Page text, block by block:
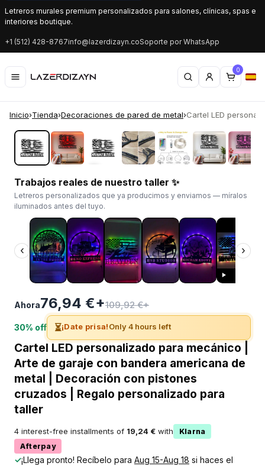
Letreros murales premium personalizados para salones, clínicas, spas e
interiores boutique.
+1 (512) 428-8767info@lazerdizayn.coSoporte por WhatsApp
0
Inicio›Tienda›Decoraciones de pared de metal›Cartel LED
‹ ›
Trabajos reales de nuestro taller ✨
Letreros personalizados que ya producimos y enviamos — míralos
iluminados antes del tuyo.
‹ ›
Ahora76,94 €+109,92 €+
30% off ⏳¡Date prisa!Only 4 hours left
Cartel LED personalizado para mecánico |
Arte de garaje con bandera americana de
metal | Decoración con pistones
cruzados | Regalo personalizado para
taller
4 interest-free installments of 19,24 € with
Klarna
Afterpay
✓¡Llega pronto! Recíbelo para Aug 15-Aug 18 si haces el